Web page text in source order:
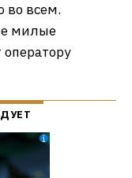
во всем.
милые